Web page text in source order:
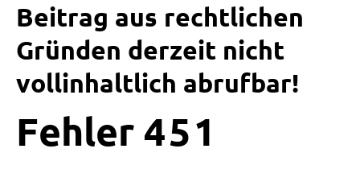
Beitrag aus rechtlichen
Gründen derzeit nicht
vollinhaltlich abrufbar!
Fehler 4 5 1